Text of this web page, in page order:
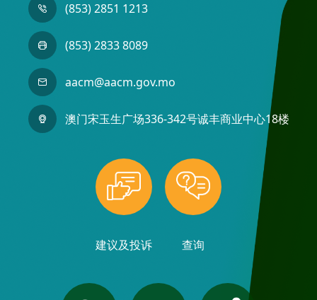
(853) 2851 1213
(853) 2833 8089
aacm@aacm.gov.mo
澳门宋玉生广场336-342号诚丰商业中心18楼
建议及投诉 查询